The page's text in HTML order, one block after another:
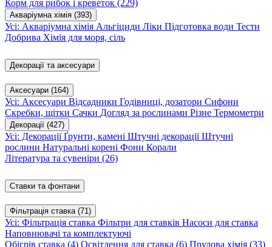
Корм для рибок і креветок (229)
Акваріумна хімія (393)
Усі: Акваріумна хімія Альгіциди Ліки Підготовка води Тести
Добрива Хімія для моря, сіль
Декорації та аксесуари
Аксесуари (164)
Усі: Аксесуари Відсадники Годівниці, дозатори Сифони
Скребки, щітки Сачки Догляд за рослинами Різне Термометри
Декорації (427)
Усі: ДекораціїҐрунти, камені Штучні декораціїШтучні
рослини Натуральні корені Фони Корали
Література та сувеніри (26)
Ставки та фонтани
Фільтрація ставка (71)
Усі: Фільтрація ставка Фільтри для ставків Насоси для ставка
Наповнювачі та комплектуючі
Обігрів ставка (4) Освітлення для ставка (6) Прудова хімія (33)